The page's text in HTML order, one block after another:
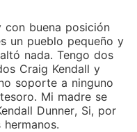
con buena posición
un pueblo pequeño y
nada. Tengo dos
Craig Kendall y
soporte a ninguno
Mi madre se
Dunner, Si, por